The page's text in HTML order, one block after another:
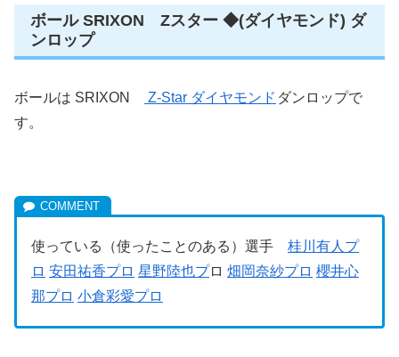
ボール SRIXON Zスター ◆(ダイヤモンド) ダ
ンロップ
ボールは SRIXON Z-Star ダイヤモンド ダンロップで
す。
使っている（使ったことのある）選手 桂川有人プ
ロ 安田祐香プロ 星野陸也プロ 畑岡奈紗プロ 櫻井心
那プロ 小倉彩愛プロ